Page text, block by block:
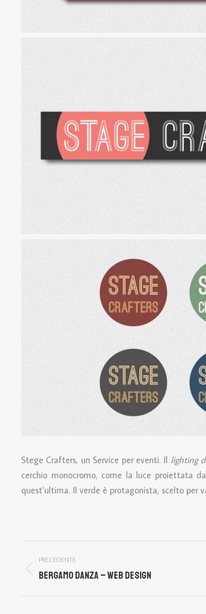
Stege Crafters, un Service per eventi. Il lighting
cerchio monocromo, come la luce proiettata
quest’ultima. Il verde è protagonista, scelto per
tra
i
PRECEDENTE
Post
BERGAMO DANZA – WEB DESIGN